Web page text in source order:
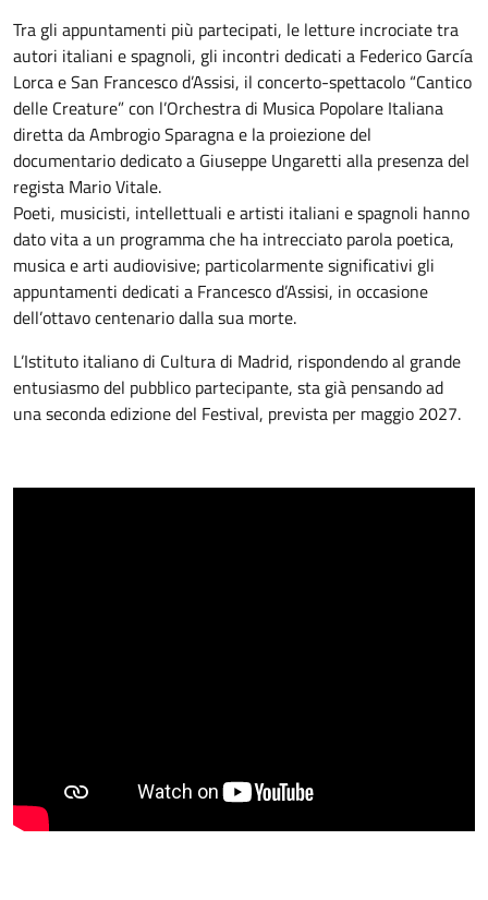
Tra gli appuntamenti più partecipati, le letture incrociate tra
autori italiani e spagnoli, gli incontri dedicati a Federico García
Lorca e San Francesco d’Assisi, il concerto-spettacolo “Cantico
delle Creature” con l’Orchestra di Musica Popolare Italiana
diretta da Ambrogio Sparagna e la proiezione del
documentario dedicato a Giuseppe Ungaretti alla presenza del
regista Mario Vitale.
Poeti, musicisti, intellettuali e artisti italiani e spagnoli hanno
dato vita a un programma che ha intrecciato parola poetica,
musica e arti audiovisive; particolarmente significativi gli
appuntamenti dedicati a Francesco d’Assisi, in occasione
dell’ottavo centenario dalla sua morte.
L’Istituto italiano di Cultura di Madrid, rispondendo al grande
entusiasmo del pubblico partecipante, sta già pensando ad
una seconda edizione del Festival, prevista per maggio 2027.